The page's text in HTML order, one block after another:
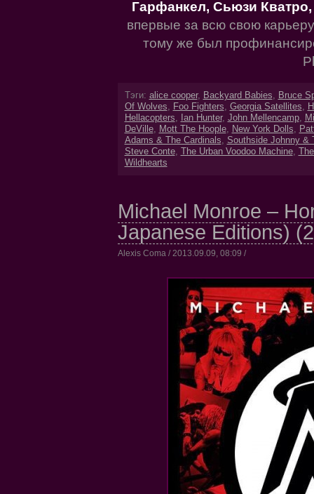
Гарфанкел, Сьюзи
впервые за всю свою
тому же был
Тэги: alice cooper, Backyard Babies, Bruce
Of Wolves, Foo Fighters, Georgia Satellites,
Hellacopters, Ian Hunter, John Mellencamp,
DeVille, Mott The Hoople, New York Dolls,
Adams & The Cardinals, Southside Johnny &
Steve Conte, The Urban Voodoo Machine,
Wildhearts
Michael Monroe –
Japanese Editions)
Alexis Coma / 2013.09.09, 08:09 /